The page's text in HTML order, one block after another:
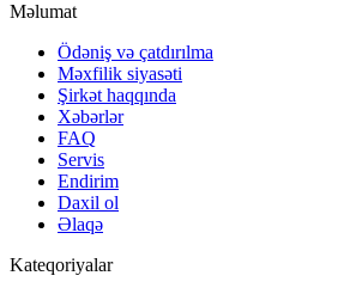
Məlumat
Ödəniş və çatdırılma
Məxfilik siyasəti
Şirkət haqqında
Xəbərlər
FAQ
Servis
Endirim
Daxil ol
Əlaqə
Kateqoriyalar